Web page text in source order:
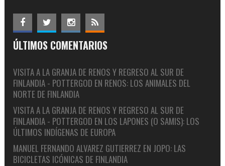
ÚLTIMOS COMENTARIOS
VISITA A LA GRANJA DE RENOS Y REGRESO AL SUR DE
FINLANDIA - POTTERGOD EN RENOS: LOS ANIMALES DEL
NORTE DE FINLANDIA
VISITA A LA GRANJA DE RENOS Y REGRESO AL SUR DE
FINLANDIA - POTTERGOD EN LOS LAPONES (O SAMIS): LOS
ÚLTIMOS INDÍGENAS DE EUROPA
MANUEL FERNANDO ALVAREZ GUTIERREZ EN JOPO: LAS
BICICLETAS ICÓNICAS DE FINLANDIA